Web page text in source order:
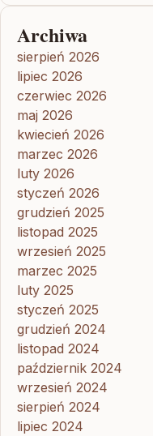
Archiwa
sierpień 2026
lipiec 2026
czerwiec 2026
maj 2026
kwiecień 2026
marzec 2026
luty 2026
styczeń 2026
grudzień 2025
listopad 2025
wrzesień 2025
marzec 2025
luty 2025
styczeń 2025
grudzień 2024
listopad 2024
październik 2024
wrzesień 2024
sierpień 2024
lipiec 2024